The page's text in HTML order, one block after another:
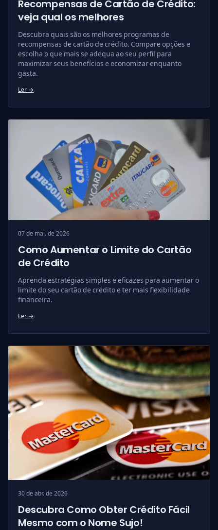
Recompensas de Cartão de Crédito:
veja qual os melhores
Descubra quais são os melhores programas de
recompensas de cartão de crédito. Compare opções e
escolha o que mais se adequa ao seu perfil para
maximizar seus benefícios e economizar enquanto
gasta.
Ler →
07 de mai. de 2026
Como Aumentar o Limite do Cartão
de Crédito
Aprenda estratégias simples e eficazes para aumentar o
limite do seu cartão de crédito e ter mais flexibilidade
financeira.
Ler →
30 de abr. de 2026
Descubra Como Obter Crédito Fácil
Mesmo com o Nome Sujo!